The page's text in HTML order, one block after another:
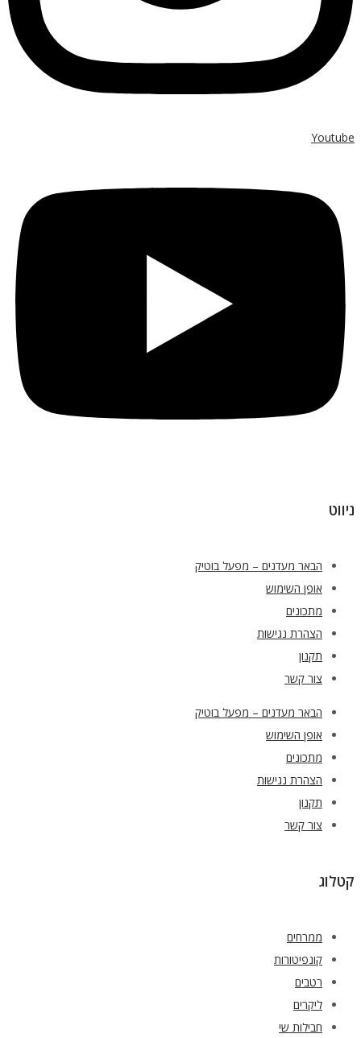
Youtube
ניווט
הבאר מעדנים – מפעל בוטיק
אופן השימוש
מתכונים
הצהרת נגישות
תקנון
צור קשר
הבאר מעדנים – מפעל בוטיק
אופן השימוש
מתכונים
הצהרת נגישות
תקנון
צור קשר
קטלוג
ממרחים
קונפיטורות
רטבים
ליקרים
חבילות שי